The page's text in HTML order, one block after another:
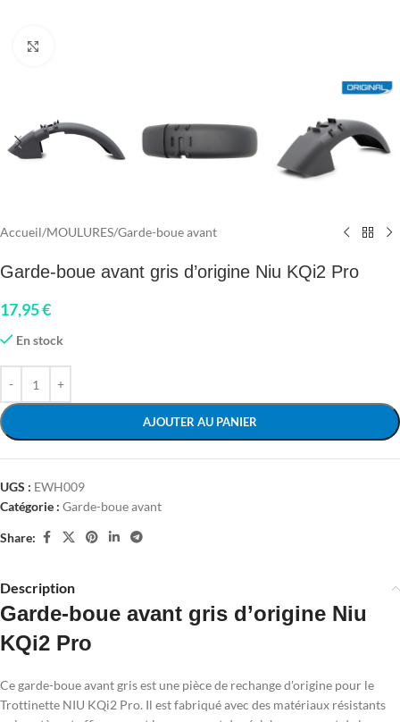
Accueil/MOULURES/Garde-boue avant
Garde-boue avant gris d’origine Niu KQi2 Pro
17,95€
En stock
AJOUTER AU PANIER
UGS : EWH009
Catégorie : Garde-boue avant
Share:
Description
Garde-boue avant gris d’origine Niu
KQi2 Pro
Ce garde-boue avant gris est une pièce de rechange d'origine pour le
Trottinette NIU KQi2 Pro. Il est fabriqué avec des matériaux résistants